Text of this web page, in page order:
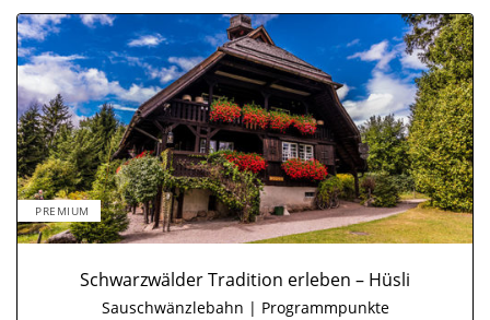
PREMIUM
Schwarzwälder Tradition erleben – Hüsli
Sauschwänzlebahn | Programmpunkte